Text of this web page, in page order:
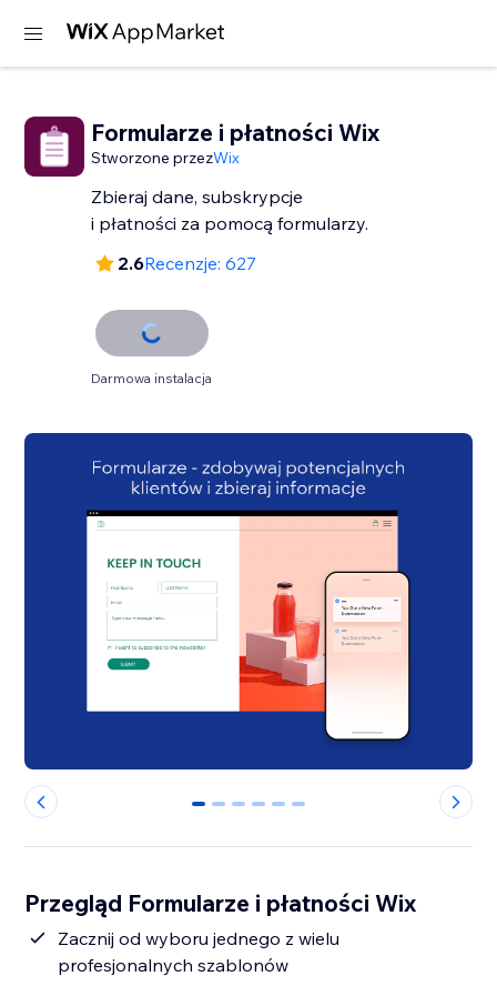
Formularze i płatności Wix
Stworzone przezWix
Zbieraj dane, subskrypcje
i płatności za pomocą formularzy.
2.6Recenzje: 627
Darmowa instalacja
0 1 2 3 4 5
Przegląd Formularze i płatności Wix
Zacznij od wyboru jednego z wielu
profesjonalnych szablonów